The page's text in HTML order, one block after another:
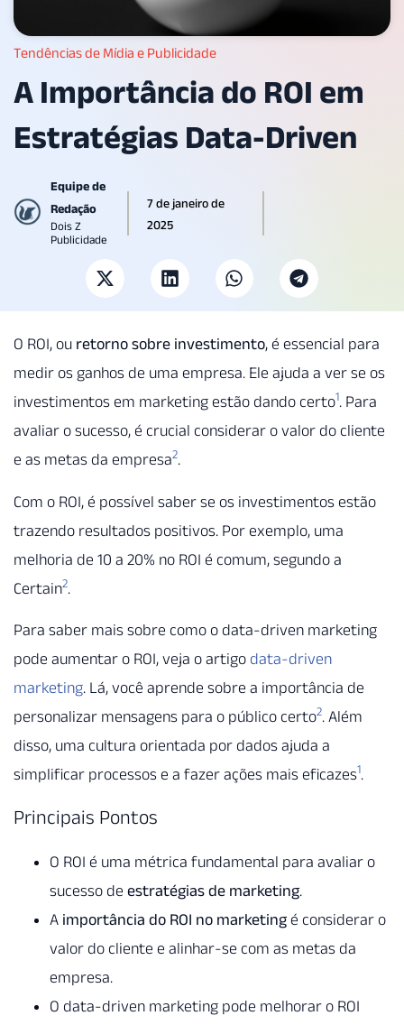
Tendências de Mídia e Publicidade
A Importância do ROI em
Estratégias Data-Driven
Equipe de
Redação
Dois Z
Publicidade
7 de janeiro de
2025
O ROI, ou retorno sobre investimento, é essencial para
medir os ganhos de uma empresa. Ele ajuda a ver se os
investimentos em marketing estão dando certo1. Para
avaliar o sucesso, é crucial considerar o valor do cliente
e as metas da empresa2.
Com o ROI, é possível saber se os investimentos estão
trazendo resultados positivos. Por exemplo, uma
melhoria de 10 a 20% no ROI é comum, segundo a
Certain2.
Para saber mais sobre como o data-driven marketing
pode aumentar o ROI, veja o artigo data-driven
marketing. Lá, você aprende sobre a importância de
personalizar mensagens para o público certo2. Além
disso, uma cultura orientada por dados ajuda a
simplificar processos e a fazer ações mais eficazes1.
Principais Pontos
O ROI é uma métrica fundamental para avaliar o
sucesso de estratégias de marketing.
A importância do ROI no marketingé considerar o
valor do cliente e alinhar-se com as metas da
empresa.
O data-driven marketing pode melhorar o ROI